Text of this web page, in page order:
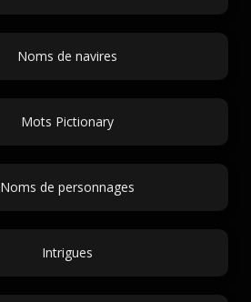
Noms de navires
Mots Pictionary
Noms de personnages
Intrigues